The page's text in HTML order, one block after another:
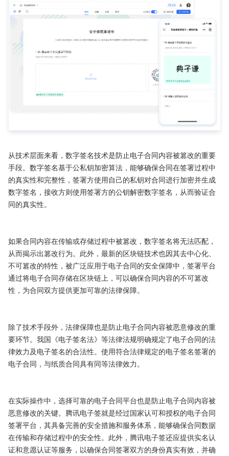
从技术层面来看，数字签名技术是防止电子合同内容被篡改的重要
手段。数字签名基于公私钥加密算法，能够确保合同在签署过程中
的真实性和完整性，签署方使用自己的私钥对合同进行加密并生成
数字签名，接收方则使用签署方的公钥解密数字签名，从而验证合
同的真实性。
如果合同内容在传输或存储过程中被篡改，数字签名将无法匹配，
从而揭示出篡改行为。此外，最新的区块链技术也因其去中心化、
不可篡改的特性，被广泛应用于电子合同的安全保障中，签署平台
通过将电子合同存储在区块链上，可以确保合同内容的不可篡改
性，为合同双方提供更加可靠的法律保障。
除了技术手段外，法律保障也是防止电子合同内容被恶意修改的重
要环节。我国《电子签名法》等法律法规明确规定了电子合同的法
律效力及电子签名的合法性。使用符合法律规定的电子签名签署的
电子合同，与纸质合同具有同等法律效力。
在实际操作中，选择可靠的电子合同平台也是防止电子合同内容被
恶意修改的关键。腾讯电子签就是经过国家认可和授权的电子合同
签署平台，其具备完善的安全措施和服务体系，能够确保合同数据
在传输和存储过程中的安全性。此外，腾讯电子签还应提供实名认
证和意愿认证等服务，以确保合同签署双方的身份真实有效，并确